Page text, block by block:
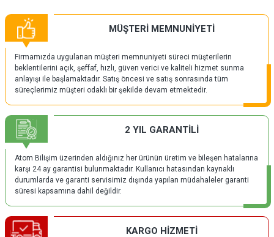
MÜŞTERİ MEMNUNİYETİ
Firmamızda uygulanan müşteri memnuniyeti süreci müşterilerin
beklentilerini açık, şeffaf, hızlı, güven verici ve kaliteli hizmet sunma
anlayışı ile başlamaktadır. Satış öncesi ve satış sonrasında tüm
süreçlerimiz müşteri odaklı bir şekilde devam etmektedir.
2 YIL GARANTİLİ
Atom Bilişim üzerinden aldığınız her ürünün üretim ve bileşen hatalarına
karşı 24 ay garantisi bulunmaktadır. Kullanıcı hatasından kaynaklı
durumlarda ve garanti servisimiz dışında yapılan müdahaleler garanti
süresi kapsamına dahil değildir.
KARGO HİZMETİ